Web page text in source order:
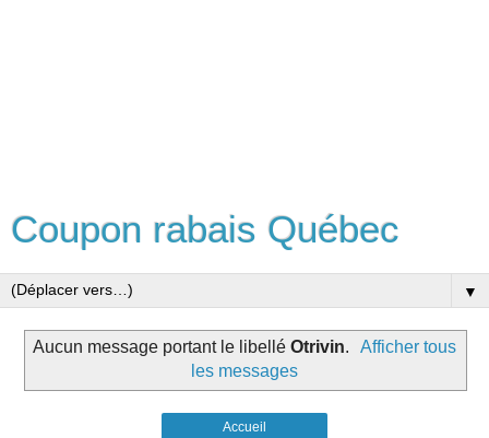
Coupon rabais Québec
▼
Aucun message portant le libellé Otrivin.
Afficher tous
les messages
Accueil